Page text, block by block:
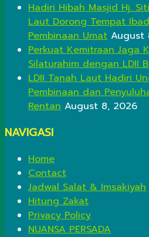
Hadiri Hibah Masjid Hj.
Laut Dorong Tempat
Pembinaan Umat August
Perkuat Kemitraan Jaga
Silaturahim dengan LDII
LDII Tanah Laut Hadiri
Pembinaan dan
Rentan August 8, 2026
NAVIGASI
Home
Contact
Jadwal Salat & Imsakiyah
Hitung Zakat
Privacy Policy
NUANSA PERSADA